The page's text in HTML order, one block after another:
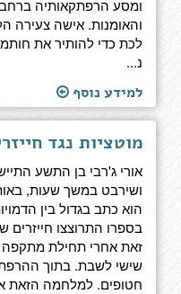
ומסע הרפתקאותיה
והאומנות. אישה צעירה
לכת כדי להותיר את
נ...
למידע נוסף
מוטציות נגד
אורי ג'רבי בן התשע
ושירבט במשך שעות,
הוא כתב בגדול בין
בספרו התרוצצו חייזרים
זאת אחרי תחילת
שישי לשבת. בתוך
חטופים. למלחמה הזאת